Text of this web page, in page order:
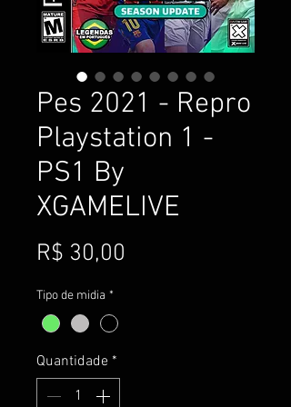
Pes 2021 - Repro
Playstation 1 -
PS1 By
XGAMELIVE
R$ 30,00
Tipo de midia *
Quantidade *